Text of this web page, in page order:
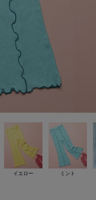
イエロー ミント